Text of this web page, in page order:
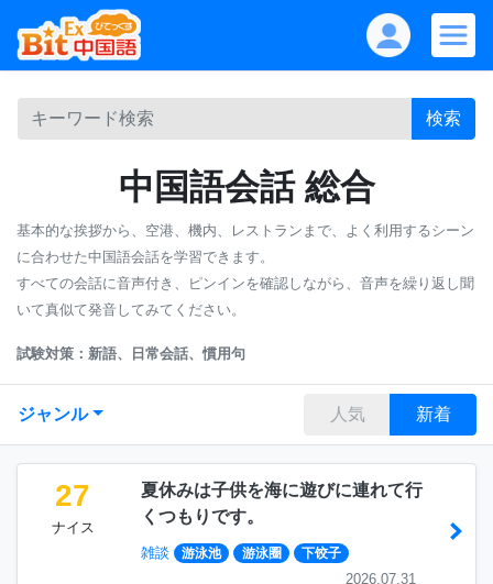
検索
中国語会話 総合
基本的な挨拶から、空港、機内、レストランまで、よく利用するシーン
に合わせた中国語会話を学習できます。
すべての会話に音声付き、ピンインを確認しながら、音声を繰り返し聞
いて真似て発音してみてください。
試験対策：新語、日常会話、慣用句
ジャンル 人気 新着
27
ナイス
夏休みは子供を海に遊びに連れて行
くつもりです。
雑談 游泳池 游泳圈 下饺子
2026.07.31